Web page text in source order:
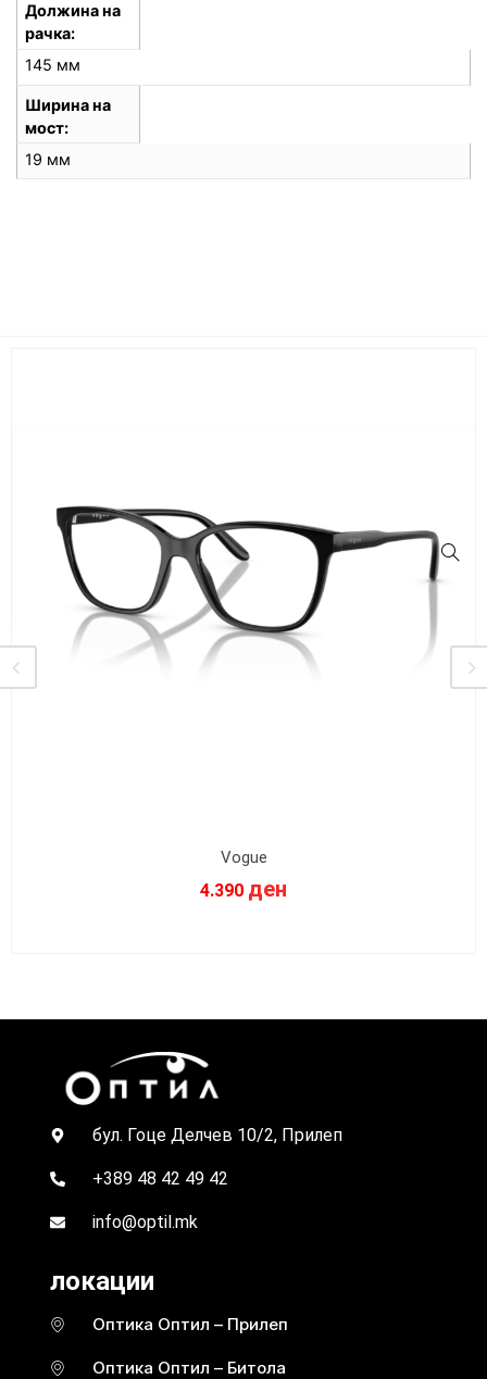
Должина на
рачка
145 мм
Ширина на
мост
19 мм
Vogue
4.390 ден
бул. Гоце Делчев 10/2, Прилеп
+389 48 42 49 42
info@optil.mk
локации
Оптика Оптил – Прилеп
Оптика Оптил – Битола